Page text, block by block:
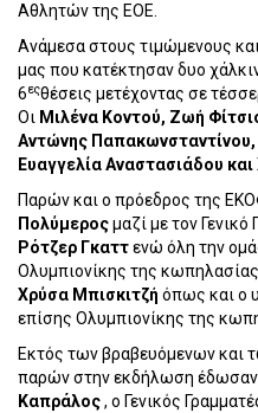
Αθλητών της ΕΟΕ.
Ανάμεσα στους τιμώμενους
μας που κατέκτησαν δυο
6εςθέσεις μετέχοντας σε
Οι Μιλένα Κοντού, Ζωή
Αντώνης
Ευαγγελία Αναστασιάδου
Παρών και ο πρόεδρος της
Πολύμεροςμαζί με τον
Ρότζερ Γκαττενώ όλη την
Ολυμπιονίκης της
Χρύσα Μπισκιτζή όπως και ο
επίσης Ολυμπιονίκης της
Εκτός των βραβευόμενων
παρών στην εκδήλωση έδωσαν
Καπράλος, ο Γενικός